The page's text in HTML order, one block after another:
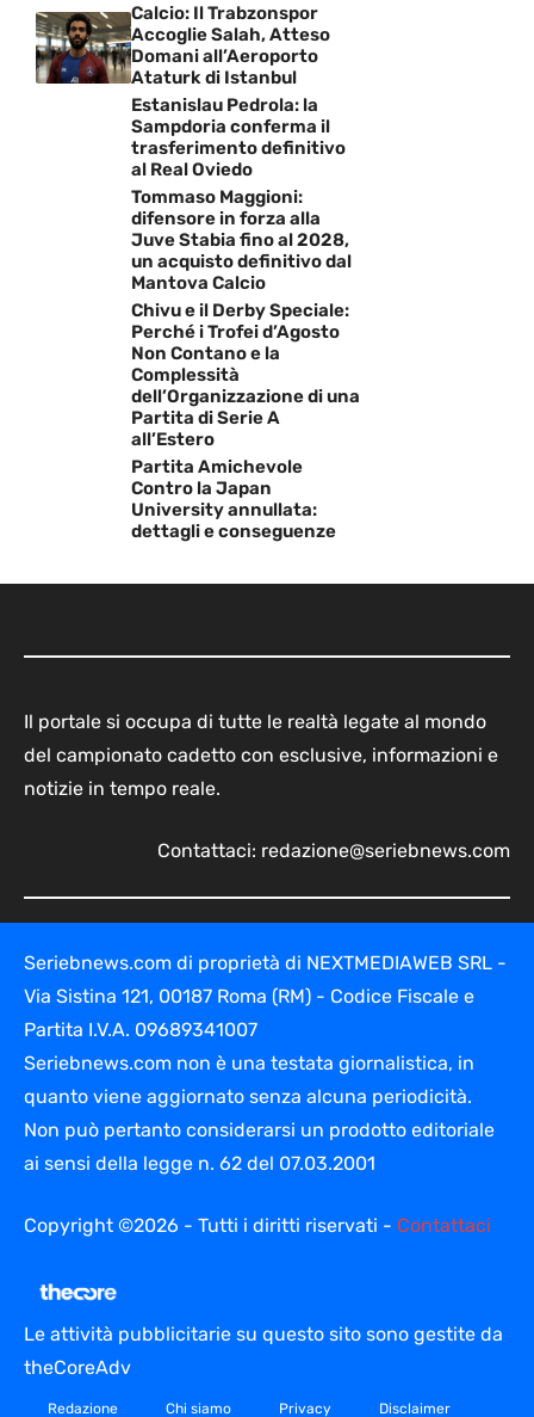
Calcio: Il Trabzonspor
Accoglie Salah, Atteso
Domani all’Aeroporto
Ataturk di Istanbul
Estanislau Pedrola: la
Sampdoria conferma il
trasferimento definitivo
al Real Oviedo
Tommaso Maggioni:
difensore in forza alla
Juve Stabia fino al 2028,
un acquisto definitivo dal
Mantova Calcio
Chivu e il Derby Speciale:
Perché i Trofei d’Agosto
Non Contano e la
Complessità
dell’Organizzazione di una
Partita di Serie A
all’Estero
Partita Amichevole
Contro la Japan
University annullata:
dettagli e conseguenze
Il portale si occupa di tutte le realtà legate al mondo
del campionato cadetto con esclusive, informazioni e
notizie in tempo reale.
Contattaci: redazione@seriebnews.com
Seriebnews.com di proprietà di NEXTMEDIAWEB SRL -
Via Sistina 121, 00187 Roma (RM) - Codice Fiscale e
Partita I.V.A. 09689341007
Seriebnews.com non è una testata giornalistica, in
quanto viene aggiornato senza alcuna periodicità.
Non può pertanto considerarsi un prodotto editoriale
ai sensi della legge n. 62 del 07.03.2001
Copyright ©2026 - Tutti i diritti riservati - Contattaci
Le attività pubblicitarie su questo sito sono gestite da
theCoreAdv
Redazione Chi siamo Privacy Disclaimer